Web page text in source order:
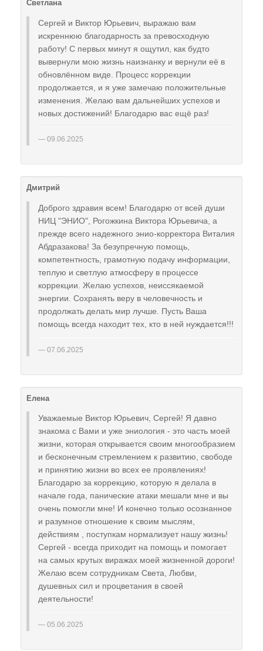
Светлана
Сергей и Виктор Юрьевич, выражаю вам
искреннюю благодарность за превосходную
работу! С первых минут я ощутил, как будто
вывернули мою жизнь наизнанку и вернули её в
обновлённом виде. Процесс коррекции
продолжается, и я уже замечаю положительные
изменения. Желаю вам дальнейших успехов и
новых достижений! Благодарю вас ещё раз!
09.06.2025
Дмитрий
Доброго здравия всем! Благодарю от всей души
НИЦ "ЭНИО", Рогожкина Виктора Юрьевича, а
прежде всего надежного энио-корректора Виталия
Абдразакова! За безупречную помощь,
компетентность, грамотную подачу информации,
теплую и светлую атмосферу в процессе
коррекции. Желаю успехов, неиссякаемой
энергии. Сохранять веру в человечность и
продолжать делать мир лучше. Пусть Ваша
помощь всегда находит тех, кто в ней нуждается!!!
07.06.2025
Елена
Уважаемые Виктор Юрьевич, Сергей! Я давно
знакома с Вами и уже эниология - это часть моей
жизни, которая открывается своим многообразием
и бесконечным стремлением к развитию, свободе
и принятию жизни во всех ее проявлениях!
Благодарю за коррекцию, которую я делала в
начале года, панические атаки мешали мне и вы
очень помогли мне! И конечно только осознанное
и разумное отношение к своим мыслям,
действиям , поступкам нормализует нашу жизнь!
Сергей - всегда приходит на помощь и помогает
на самых крутых виражах моей жизненной дороги!
Желаю всем сотрудникам Света, Любви,
душевных сил и процветания в своей
деятельности!
05.06.2025